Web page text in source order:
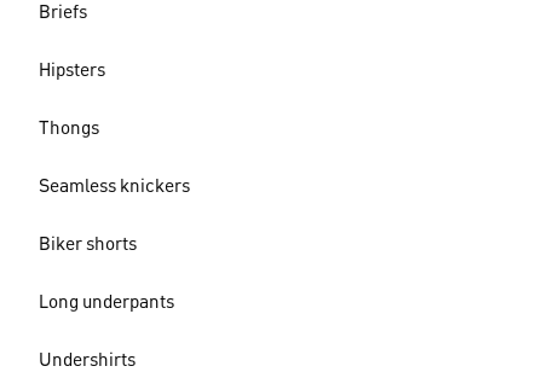
Briefs
Hipsters
Thongs
Seamless knickers
Biker shorts
Long underpants
Undershirts